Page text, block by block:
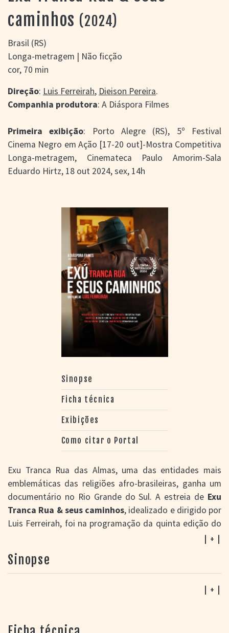
> BUSCA AVANÇADA
> FILMOGRAFIAS DE
CINEASTAS
> DISCOGRAFIAS
> BIBLIOGRAFIAS
CONTATO E
LOCALIZAÇÃO
caminhos (2024)
Brasil (RS)
Longa-metragem | Não ficção
cor, 70 min
Direção: Luis Ferreirah, Dieison Pereira.
Companhia produtora: A Diáspora Filmes
Primeira exibição: Porto Alegre (RS), 5º Festival
Cinema Negro em Ação [17-20 out]-Mostra Competitiva
Longa-metragem, Cinemateca Paulo Amorim-Sala
Eduardo Hirtz, 18 out 2024, sex, 14h
Sinopse
Ficha técnica
Exibições
Como citar o Portal
Exu Tranca Rua das Almas, uma das entidades mais
emblemáticas das religiões afro-brasileiras, ganha um
documentário no Rio Grande do Sul. A estreia de Exu
Tranca Rua & seus caminhos, idealizado e dirigido por
Luis Ferreirah, foi na programação da quinta edição do
Festival Cinema Negro em Ação. O longa explora as
meio de um importante rito de celebração conhecido
como Elebó, na rotina de uma casa de santo da capital
rapper Zudizilla, e tem codireção do Babalorixá Pai
| + |
Sinopse
| + |